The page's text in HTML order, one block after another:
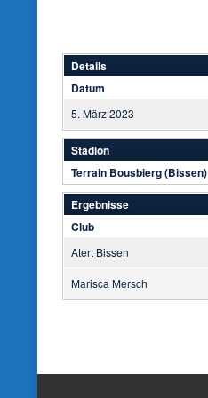
Details
Datum
5. März 2023
Stadion
Terrain Bousbierg (Bissen)
Ergebnisse
Club
Atert Bissen
Marisca Mersch